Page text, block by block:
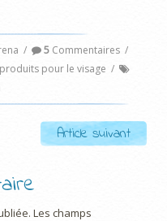
/ 5Commentaires /
pour le visage /
Article suivant
Les champs